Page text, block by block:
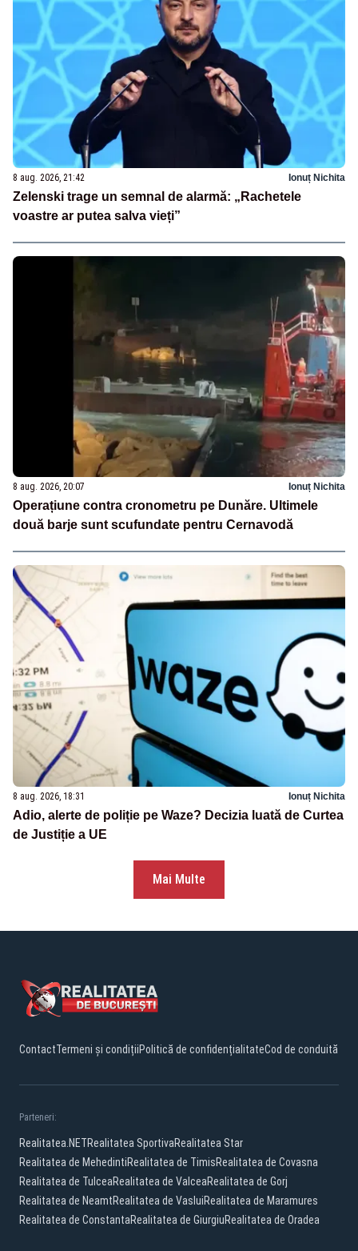
8 aug. 2026, 21:42 Ionuț Nichita
Zelenski trage un semnal de alarmă: „Rachetele
voastre ar putea salva vieți”
8 aug. 2026, 20:07 Ionuț Nichita
Operațiune contra cronometru pe Dunăre. Ultimele
două barje sunt scufundate pentru Cernavodă
8 aug. 2026, 18:31 Ionuț Nichita
Adio, alerte de poliție pe Waze? Decizia luată de Curtea
de Justiție a UE
Mai Multe
ContactTermeni și condițiiPolitică de confidențialitateCod de conduită
Parteneri:
Realitatea.NETRealitatea SportivaRealitatea Star
Realitatea de MehedintiRealitatea de TimisRealitatea de Covasna
Realitatea de TulceaRealitatea de ValceaRealitatea de Gorj
Realitatea de NeamtRealitatea de VasluiRealitatea de Maramures
Realitatea de ConstantaRealitatea de GiurgiuRealitatea de Oradea